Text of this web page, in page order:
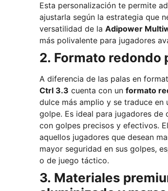
Esta personalización te permite
ajustarla según la estrategia que
versatilidad de la Adipower
más polivalente para jugadores
2. Formato redondo
A diferencia de las palas en
Ctrl 3.3 cuenta con un formato
dulce más amplio y se traduce
golpe. Es ideal para jugadores
con golpes precisos y efectivos. El formato redondo es perfecto para
aquellos jugadores que desean
mayor seguridad en sus golpes,
o de juego táctico.
3. Materiales